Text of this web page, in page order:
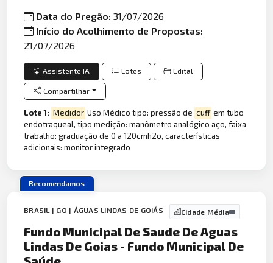
Data do Pregão:31/07/2026
Início do Acolhimento de Propostas:
21/07/2026
Assistente IA Lotes Edital
Compartilhar
Lote 1: Medidor Uso Médico tipo: pressão de cuff em tubo
endotraqueal, tipo medição: manômetro analógico aço, faixa
trabalho: graduação de 0 a 120cmh2o, características
adicionais: monitor integrado
Recomendamos
BRASIL | GO | ÁGUAS LINDAS DE GOIÁS Cidade Média
Fundo Municipal De Saude De Aguas
Lindas De Goias - Fundo Municipal De